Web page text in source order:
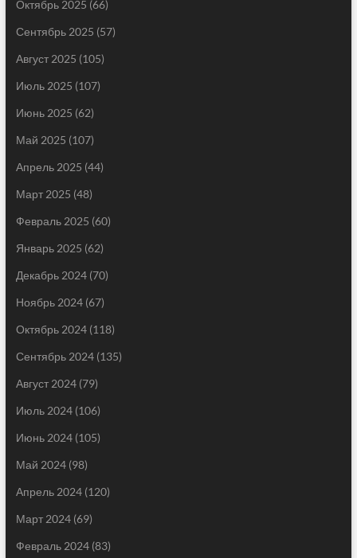
Октябрь 2025 (66)
Сентябрь 2025 (57)
Август 2025 (105)
Июль 2025 (107)
Июнь 2025 (62)
Май 2025 (107)
Апрель 2025 (44)
Март 2025 (48)
Февраль 2025 (60)
Январь 2025 (62)
Декабрь 2024(70)
Ноябрь 2024(67)
Октябрь 2024(118)
Сентябрь 2024(135)
Август 2024(79)
Июль 2024(106)
Июнь 2024(105)
Май 2024(98)
Апрель 2024(120)
Март 2024(69)
Февраль 2024(83)